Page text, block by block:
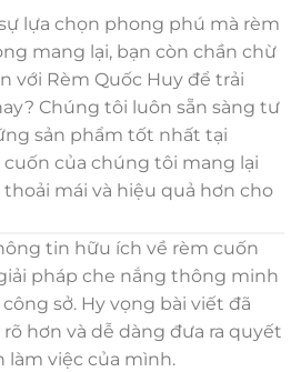
lựa chọn phong phú mà rèm
mang lại, bạn còn chần chừ
với Rèm Quốc Huy để trải
Chúng tôi luôn sẵn sàng tư
sản phẩm tốt nhất tại
cuốn của chúng tôi mang lại
mái và hiệu quả hơn cho
tin hữu ích về rèm cuốn
pháp che nắng thông minh
sở. Hy vọng bài viết đã
hơn và dễ dàng đưa ra quyết
làm việc của mình.